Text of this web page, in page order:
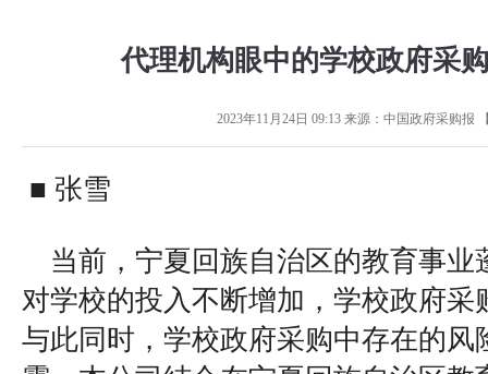
代理机构眼中的学校政府采
2023年11月24日 09:13来源： 中国政府采购报
■ 张雪
当前，宁夏回族自治区的教育事业
对学校的投入不断增加，学校政府采
与此同时，学校政府采购中存在的风